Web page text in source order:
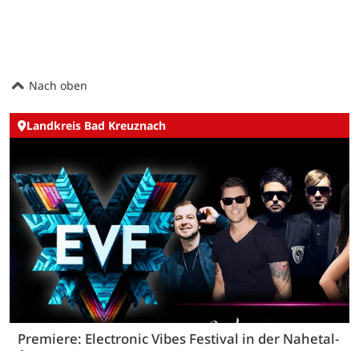
Nach oben
Landkreis Bad Kreuznach
Premiere: Electronic Vibes Festival in der Nahetal-